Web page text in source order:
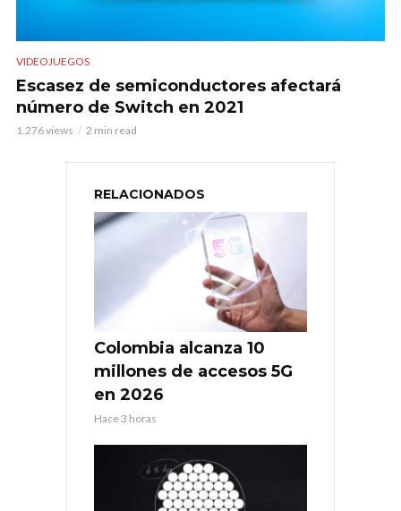
VIDEOJUEGOS
Escasez de semiconductores afectará
número de Switch en 2021
1.276 views 2 min read
RELACIONADOS
Colombia alcanza 10
millones de accesos 5G
en 2026
Hace 3 horas